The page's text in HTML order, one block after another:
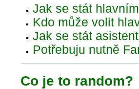
Jak se stát
Kdo může volit
Jak se stát
Potřebuju nutně
Co je to random?